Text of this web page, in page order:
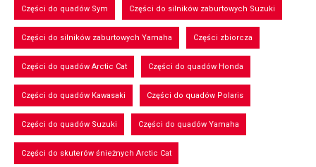
Części do quadów Sym Części do silników zaburtowych Suzuki
Części do silników zaburtowych Yamaha Części zbiorcza
Części do quadów Arctic Cat Części do quadów Honda
Części do quadów Kawasaki Części do quadów Polaris
Części do quadów Suzuki Części do quadów Yamaha
Części do skuterów śnieżnych Arctic Cat